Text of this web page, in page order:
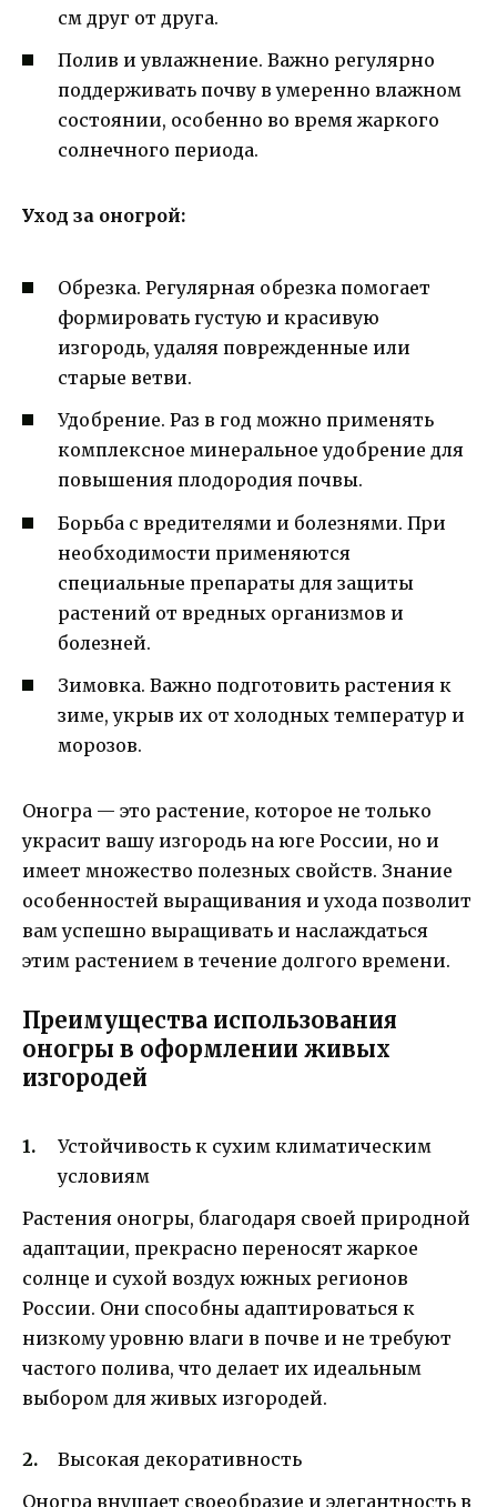
см друг от друга.
Полив и увлажнение. Важно регулярно
поддерживать почву в умеренно влажном
состоянии, особенно во время жаркого
солнечного периода.
Уход за оногрой:
Обрезка. Регулярная обрезка помогает
формировать густую и красивую
изгородь, удаляя поврежденные или
старые ветви.
Удобрение. Раз в год можно применять
комплексное минеральное удобрение для
повышения плодородия почвы.
Борьба с вредителями и болезнями. При
необходимости применяются
специальные препараты для защиты
растений от вредных организмов и
болезней.
Зимовка. Важно подготовить растения к
зиме, укрыв их от холодных температур и
морозов.
Оногра — это растение, которое не только
украсит вашу изгородь на юге России, но и
имеет множество полезных свойств. Знание
особенностей выращивания и ухода позволит
вам успешно выращивать и наслаждаться
этим растением в течение долгого времени.
Преимущества использования
оногры в оформлении живых
изгородей
Устойчивость к сухим климатическим
условиям
Растения оногры, благодаря своей природной
адаптации, прекрасно переносят жаркое
солнце и сухой воздух южных регионов
России. Они способны адаптироваться к
низкому уровню влаги в почве и не требуют
частого полива, что делает их идеальным
выбором для живых изгородей.
Высокая декоративность
Оногра внушает своеобразие и элегантность в